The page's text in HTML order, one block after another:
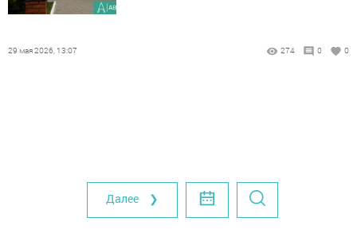
29 мая 2026, 13:07 274 0 0
Далее ❯